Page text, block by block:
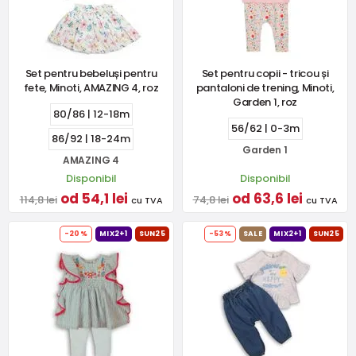
Set pentru bebeluși pentru
fete, Minoti, AMAZING 4, roz
80/86 | 12-18m
86/92 | 18-24m
AMAZING 4
Disponibil
114,8 lei od 54,1 lei cu TVA
Set pentru copii - tricou și
pantaloni de trening, Minoti,
Garden 1, roz
56/62 | 0-3m
Garden 1
Disponibil
74,8 lei od 63,6 lei cu TVA
-20% MIX2+1 SUN25 -53% SALE MIX2+1 SUN25